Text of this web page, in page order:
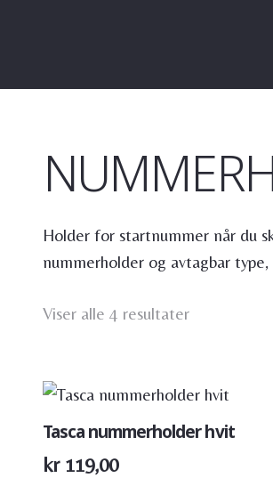
Holder for startnummer når du
nummerholder og avtagbar
Viser alle 4 resultater
Tasca nummerholder hvit
kr119,00